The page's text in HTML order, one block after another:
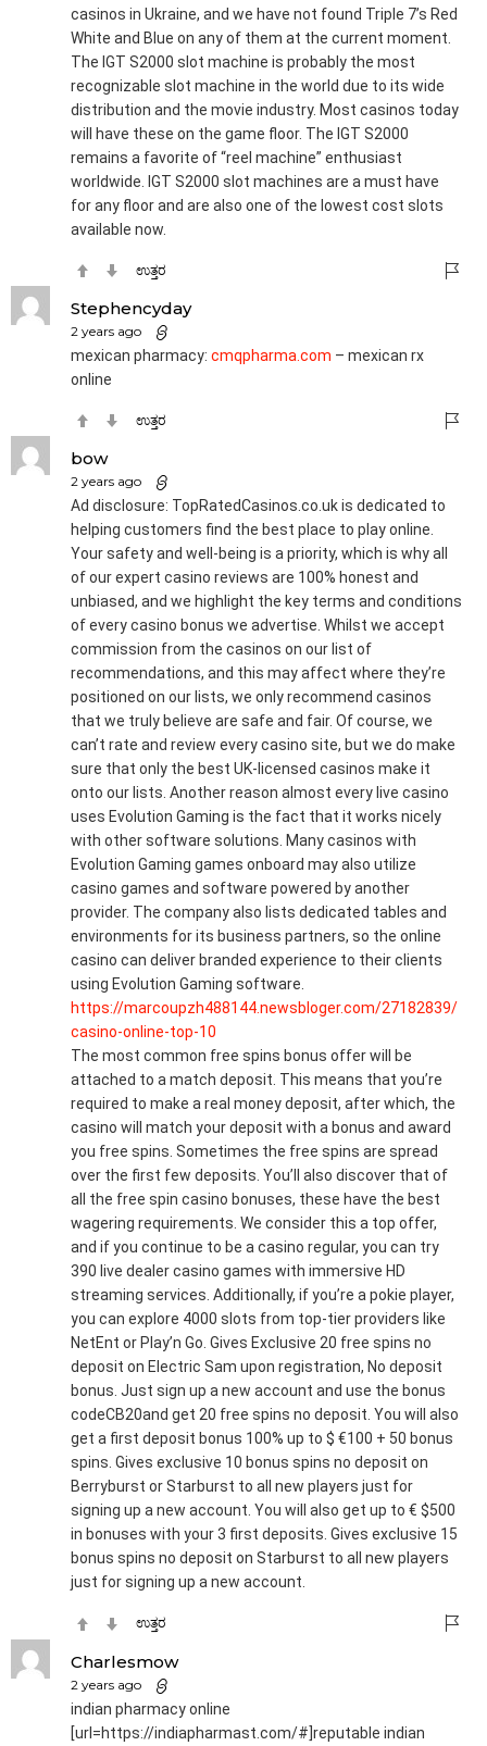
casinos in Ukraine, and we have not found Triple 7’s Red
White and Blue on any of them at the current moment.
The IGT S2000 slot machine is probably the most
recognizable slot machine in the world due to its wide
distribution and the movie industry. Most casinos today
will have these on the game floor. The IGT S2000
remains a favorite of “reel machine” enthusiast
worldwide. IGT S2000 slot machines are a must have
for any floor and are also one of the lowest cost slots
available now.
ಉತ್ತರ
Stephencyday
2 years ago
mexican pharmacy: cmqpharma.com – mexican rx
online
ಉತ್ತರ
bow
2 years ago
Ad disclosure: TopRatedCasinos.co.uk is dedicated to
helping customers find the best place to play online.
Your safety and well-being is a priority, which is why all
of our expert casino reviews are 100% honest and
unbiased, and we highlight the key terms and conditions
of every casino bonus we advertise. Whilst we accept
commission from the casinos on our list of
recommendations, and this may affect where they’re
positioned on our lists, we only recommend casinos
that we truly believe are safe and fair. Of course, we
can’t rate and review every casino site, but we do make
sure that only the best UK-licensed casinos make it
onto our lists. Another reason almost every live casino
uses Evolution Gaming is the fact that it works nicely
with other software solutions. Many casinos with
Evolution Gaming games onboard may also utilize
casino games and software powered by another
provider. The company also lists dedicated tables and
environments for its business partners, so the online
casino can deliver branded experience to their clients
using Evolution Gaming software.
https://marcoupzh488144.newsbloger.com/27182839/
casino-online-top-10
The most common free spins bonus offer will be
attached to a match deposit. This means that you’re
required to make a real money deposit, after which, the
casino will match your deposit with a bonus and award
you free spins. Sometimes the free spins are spread
over the first few deposits. You’ll also discover that of
all the free spin casino bonuses, these have the best
wagering requirements. We consider this a top offer,
and if you continue to be a casino regular, you can try
390 live dealer casino games with immersive HD
streaming services. Additionally, if you’re a pokie player,
you can explore 4000 slots from top-tier providers like
NetEnt or Play’n Go. Gives Exclusive 20 free spins no
deposit on Electric Sam upon registration, No deposit
bonus. Just sign up a new account and use the bonus
codeCB20and get 20 free spins no deposit. You will also
get a first deposit bonus 100% up to $ €100 + 50 bonus
spins. Gives exclusive 10 bonus spins no deposit on
Berryburst or Starburst to all new players just for
signing up a new account. You will also get up to € $500
in bonuses with your 3 first deposits. Gives exclusive 15
bonus spins no deposit on Starburst to all new players
just for signing up a new account.
ಉತ್ತರ
Charlesmow
2 years ago
indian pharmacy online
[url=https://indiapharmast.com/#]reputable indian